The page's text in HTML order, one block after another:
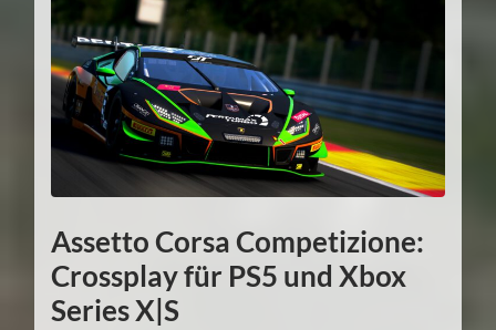
Assetto Corsa Competizione:
Crossplay für PS5 und Xbox
Series X|S